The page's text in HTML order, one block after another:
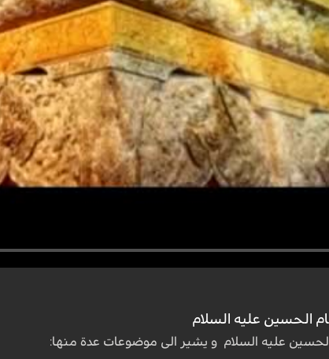
الحسین علیه السلام
الحسین علیه السلام و یشیر الی موضوعات عدة منها: